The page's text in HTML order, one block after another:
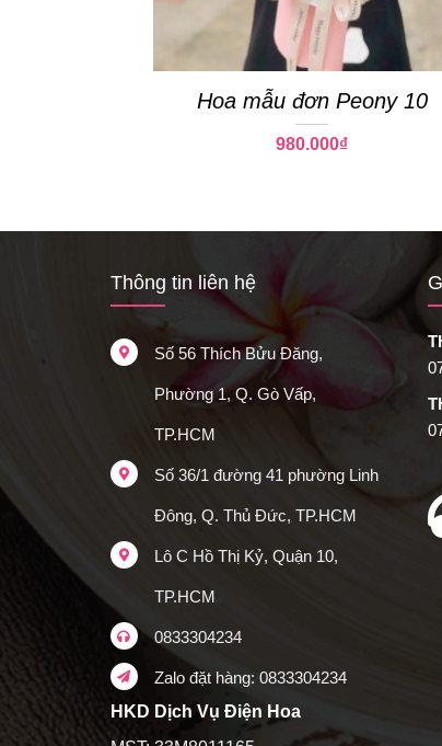
Hoa mẫu đơn Peony 10
980.000₫
Thông tin liên hệ
Số 56 Thích Bửu Đăng,
Phường 1, Q. Gò Vấp,
TP.HCM
Số 36/1 đường 41 phường Linh
Đông, Q. Thủ Đức, TP.HCM
Lô C Hồ Thị Kỷ, Quận 10,
TP.HCM
0833304234
Zalo đặt hàng: 0833304234
HKD Dịch Vụ Điện Hoa